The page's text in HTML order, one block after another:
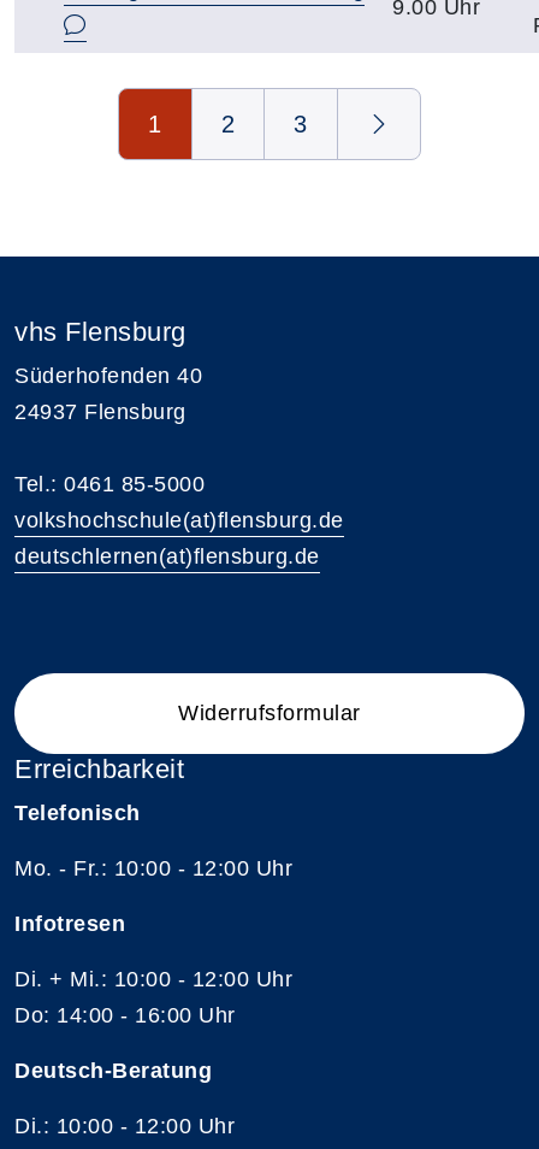
9.00 Uhr
1 2 3
vhs Flensburg
Süderhofenden 40
24937 Flensburg
Tel.: 0461 85-5000
volkshochschule(at)flensburg.de
deutschlernen(at)flensburg.de
Widerrufsformular
Erreichbarkeit
Telefonisch
Mo. - Fr.: 10:00 - 12:00 Uhr
Infotresen
Di. + Mi.: 10:00 - 12:00 Uhr
Do: 14:00 - 16:00 Uhr
Deutsch-Beratung
Di.: 10:00 - 12:00 Uhr